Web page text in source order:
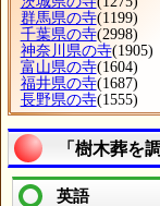
群馬県の寺(1199)
千葉県の寺(2998)
神奈川県の寺(1905)
富山県の寺(1604)
福井県の寺(1687)
長野県の寺(1555)
「樹木葬を
英語